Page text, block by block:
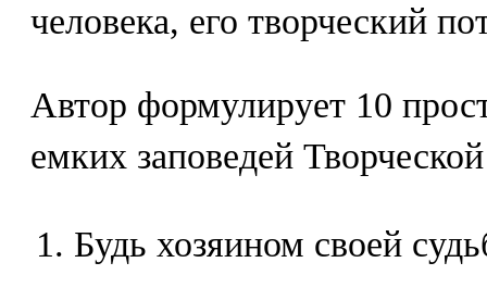
человека, его творческий
Автор формулирует 10
емких заповедей
Будь хозяином своей